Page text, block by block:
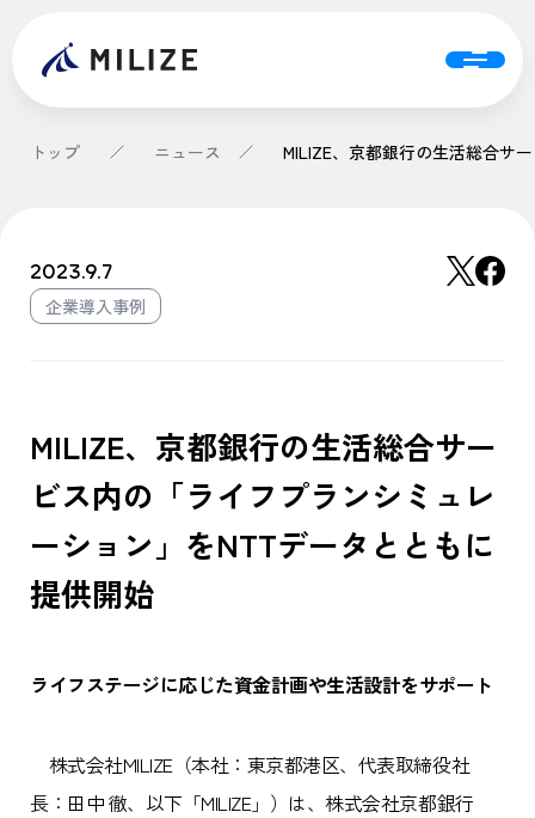
トップ ニュース
2023.9.7
企業導入事例
MILIZE、京都銀行の生活総合サー
ビス内の「ライフプランシミュレ
ーション」をNTTデータとともに
提供開始
ライフステージに応じた資金計画や生活設計をサポート
株式会社MILIZE（本社：東京都港区、代表取締役社
長：田中 徹、以下「MILIZE」）は、株式会社京都銀行